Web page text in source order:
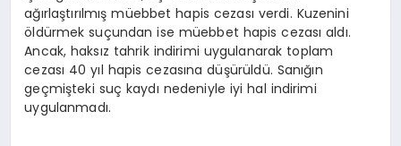
ağırlaştırılmış müebbet hapis cezası verdi. Kuzenini
öldürmek suçundan ise müebbet hapis cezası aldı.
Ancak, haksız tahrik indirimi uygulanarak toplam
cezası 40 yıl hapis cezasına düşürüldü. Sanığın
geçmişteki suç kaydı nedeniyle iyi hal indirimi
uygulanmadı.